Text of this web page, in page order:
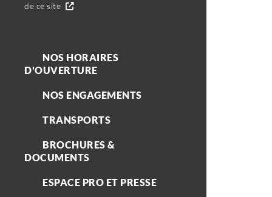
de ce site
NOS HORAIRES
D'OUVERTURE
NOS ENGAGEMENTS
TRANSPORTS
BROCHURES &
DOCUMENTS
ESPACE PRO ET PRESSE